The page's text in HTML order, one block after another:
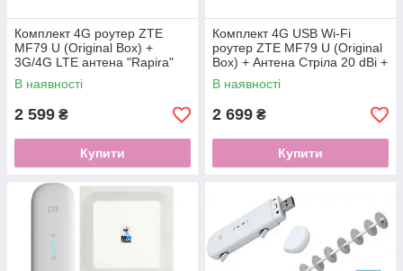
Комплект 4G роутер ZTE
MF79 U (Original Box) +
3G/4G LTE антена "Rapira"
20 Дб
В наявності
2 599 ₴
Купити
Комплект 4G USB Wi-Fi
роутер ZTE MF79 U (Original
Box) + Антена Стріла 20 dBi +
10 м кабелю з перехідниками
В наявності
2 699 ₴
Купити